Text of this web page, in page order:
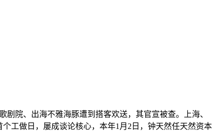
院、出海不雅海豚遭到搭客欢送，其官宣被查。上海、
工做日，屡成谈论核心，本年1月2日，钟天然任天然资本